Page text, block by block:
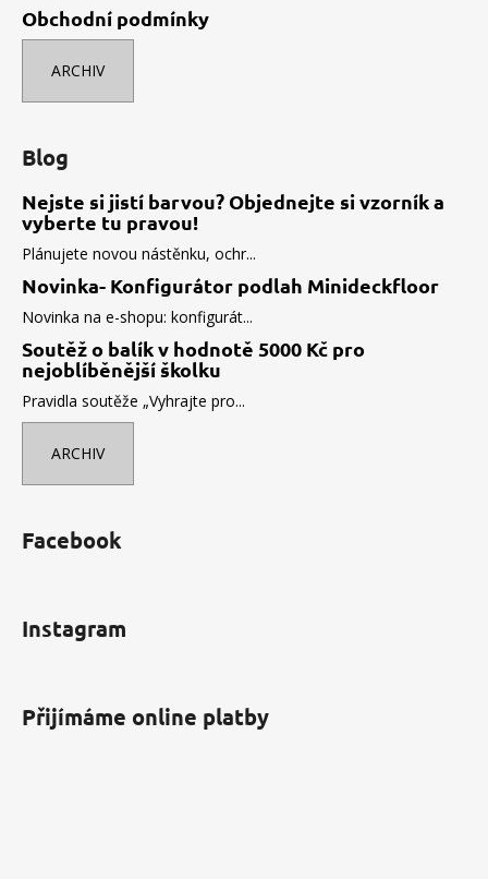
Obchodní podmínky
ARCHIV
Blog
Nejste si jistí barvou? Objednejte si vzorník a
vyberte tu pravou!
Plánujete novou nástěnku, ochr...
Novinka- Konfigurátor podlah Minideckfloor
Novinka na e-shopu: konfigurát...
Soutěž o balík v hodnotě 5000 Kč pro
nejoblíběnější školku
Pravidla soutěže „Vyhrajte pro...
ARCHIV
Facebook
Instagram
Přijímáme online platby